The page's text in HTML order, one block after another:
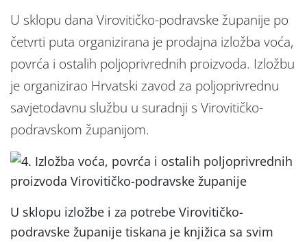
U sklopu dana Virovitičko-podravske županije po
četvrti puta organizirana je prodajna izložba voća,
povrća i ostalih poljoprivrednih proizvoda. Izložbu
je organizirao Hrvatski zavod za poljoprivrednu
savjetodavnu službu u suradnji s Virovitičko-
podravskom županijom.
U sklopu izložbe i za potrebe Virovitičko-
podravske županije tiskana je knjižica sa svim